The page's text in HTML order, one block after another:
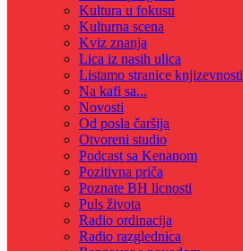
Kultura u fokusu
Kulturna scena
Kviz znanja
Lica iz nasih ulica
Listamo stranice knjizevnosti
Na kafi sa...
Novosti
Od posla čaršija
Otvoreni studio
Podcast sa Kenanom
Pozitivna priča
Poznate BH licnosti
Puls života
Radio ordinacija
Radio razglednica